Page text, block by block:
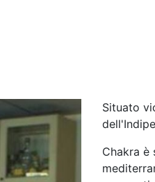
Situato
Chakra è